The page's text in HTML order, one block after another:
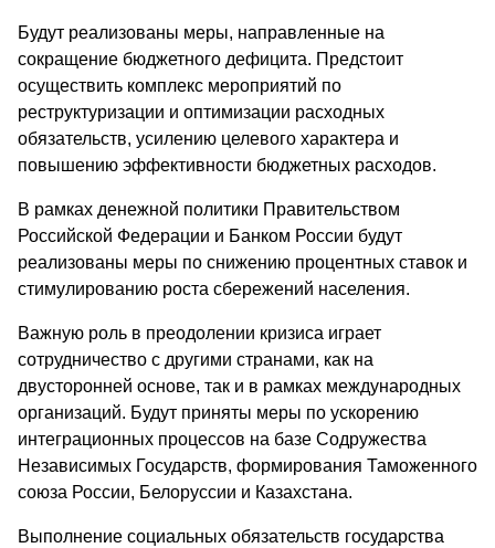
Будут реализованы меры, направленные на
сокращение бюджетного дефицита. Предстоит
осуществить комплекс мероприятий по
реструктуризации и оптимизации расходных
обязательств, усилению целевого характера и
повышению эффективности бюджетных расходов.
В рамках денежной политики Правительством
Российской Федерации и Банком России будут
реализованы меры по снижению процентных ставок и
стимулированию роста сбережений населения.
Важную роль в преодолении кризиса играет
сотрудничество с другими странами, как на
двусторонней основе, так и в рамках международных
организаций. Будут приняты меры по ускорению
интеграционных процессов на базе Содружества
Независимых Государств, формирования Таможенного
союза России, Белоруссии и Казахстана.
Выполнение социальных обязательств государства